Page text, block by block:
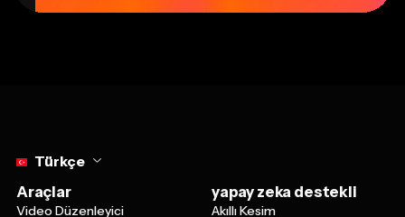
Türkçe
Araçlar
Video Düzenleyici
yapay zeka destekli
Akıllı Kesim